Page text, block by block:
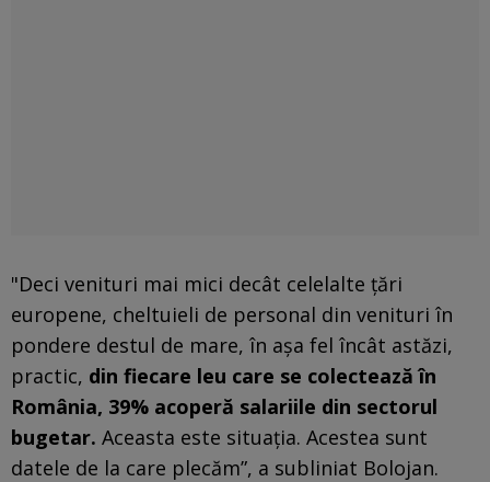
"Deci venituri mai mici decât celelalte ţări
europene, cheltuieli de personal din venituri în
pondere destul de mare, în aşa fel încât astăzi,
practic, din fiecare leu care se colectează în
România, 39% acoperă salariile din sectorul
bugetar. Aceasta este situaţia. Acestea sunt
datele de la care plecăm”, a subliniat Bolojan.